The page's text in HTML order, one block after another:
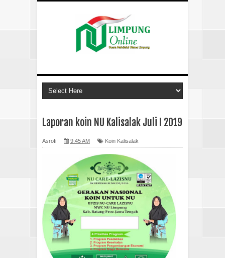
Laporan koin NU Kalisalak Juli I 2019
Asrofi 9:45 AM Koin Kalisalak